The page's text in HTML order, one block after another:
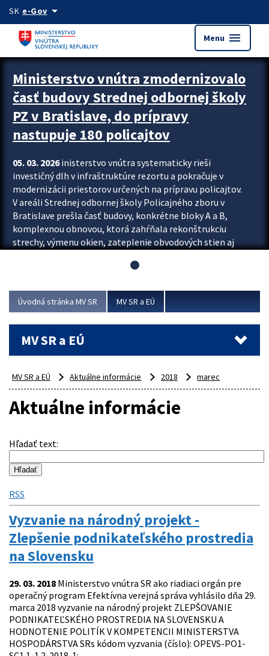
Preskocit na hlavný obsah
SK e-Govarrow_drop_down
Menu menu
Ministerstvo vnútra zmodernizovalo
časť budovy Strednej odbornej školy
PZ v Bratislave, do prípravy
nastupuje 180 policajtov
05. 03. 2026inisterstvo vnútra systematicky rieši
investičný dlh v infraštruktúre rezortu a pokračuje v
modernizácii priestorov určených na prípravu policajtov.
V areáli Strednej odbornej školy Policajného zboru v
Bratislave prešla časť budovy, konkrétne bloky A a B,
komplexnou obnovou, ktorá zahŕňala rekonštrukciu
strechy, výmenu okien, zateplenie obvodových stien aj
aj interiéru, kde vznikli nové učebne a moderné
Viac
Úvodná stránka MV SR MV SR a EÚ
MV SR a EÚ
MV SR a EÚ Aktuálne informácie 2018 marec
Aktuálne informácie
Hľadať text:
RSS
Vyzvanie na národný projekt -
Zlepšenie podnikateľského prostredia
na Slovensku
29. 03. 2018 Ministerstvo vnútra SR ako riadiaci orgán pre
operačný program Efektívna verejná správa vyhlásilo dňa 29.
marca 2018 vyzvanie na národný projekt ZLEPŠOVANIE
PODNIKATEĽSKÉHO PROSTREDIA NA SLOVENSKU A
HODNOTENIE POLITÍK V KOMPETENCII MINISTERSTVA
HOSPODÁRSTVA SRs kódom vyzvania (číslo): OPEVS-PO1-